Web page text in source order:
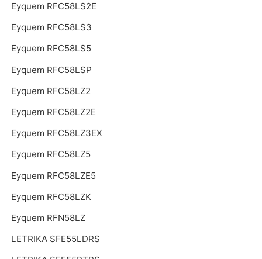
Eyquem RFC58LS2E
Eyquem RFC58LS3
Eyquem RFC58LS5
Eyquem RFC58LSP
Eyquem RFC58LZ2
Eyquem RFC58LZ2E
Eyquem RFC58LZ3EX
Eyquem RFC58LZ5
Eyquem RFC58LZE5
Eyquem RFC58LZK
Eyquem RFN58LZ
LETRIKA SFE55LDRS